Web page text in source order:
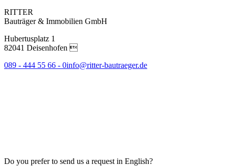
RITTER
Bauträger & Immobilien GmbH
Hubertusplatz 1
82041 Deisenhofen 
089 - 444 55 66 - 0info@ritter-bautraeger.de
Do you prefer to send us a request in English?